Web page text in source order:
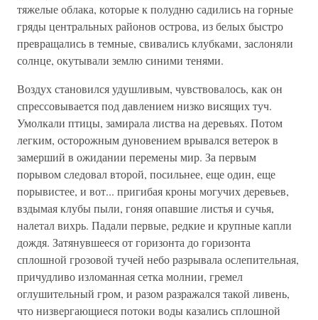
тяжелые облака, которые к полудню садились на горные
гряды центральных районов острова, из белых быстро
превращались в темные, свивались клубками, заслоняли
солнце, окутывали землю синими тенями.
Воздух становился удушливым, чувствовалось, как он
спрессовывается под давлением низко висящих туч.
Умолкали птицы, замирала листва на деревьях. Потом
легким, осторожным дуновением врывался ветерок в
замерший в ожидании перемены мир. За первым
порывом следовал второй, посильнее, еще один, еще
порывистее, и вот... пригибая кроны могучих деревьев,
вздымая клубы пыли, гоняя опавшие листья и сучья,
налетал вихрь. Падали первые, редкие и крупные капли
дождя. Затянувшееся от горизонта до горизонта
сплошной грозовой тучей небо разрывала ослепительная,
причудливо изломанная сетка молнии, гремел
оглушительный гром, и разом разражался такой ливень,
что низвергающиеся потоки воды казались сплошной